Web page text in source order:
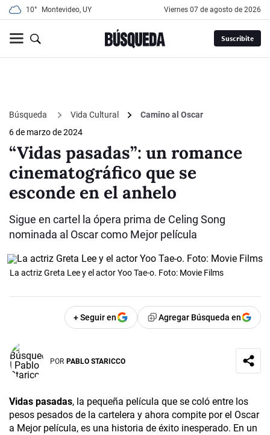
10° Montevideo, UY viernes 07 de agosto de 2026
Suscribite
Búsqueda Vida Cultural
Camino al Oscar
6 de marzo de 2024
“Vidas pasadas”: un romance
cinematográfico que se
esconde en el anhelo
Sigue en cartel la ópera prima de Celing Song
nominada al Oscar como Mejor película
La actriz Greta Lee y el actor Yoo Tae-o. Foto: Movie Films
+ Seguir en Agregar Búsqueda en
POR PABLO STARICCO
Vidas pasadas, la pequeña película que se coló entre los
pesos pesados de la cartelera y ahora compite por el Oscar
a Mejor película, es una historia de éxito inesperado. En un